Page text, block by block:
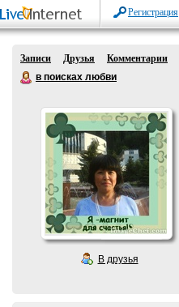
Регистрация
Записи Друзья
Комментарии
в поисках любви
В друзья